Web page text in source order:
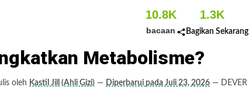
10.8K
bacaan
1.3K
Bagikan Sekarang
Metabolisme?
oleh Kastil Jill (Ahli Gizi) — Diperbarui pada Juli 23, 2026 — DEVER